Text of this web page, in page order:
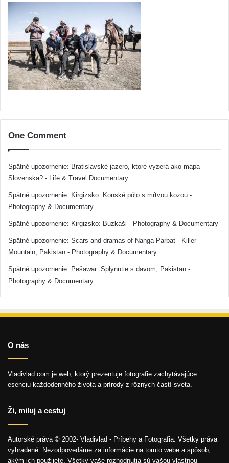
One Comment
Spätné upozornenie: Bratislavské jazero, ktoré vyzerá ako mapa
Slovenska? - Life & Travel Documentary
Spätné upozornenie: Kirgizsko: Konské pólo s mŕtvou kozou -
Photography & Documentary
Spätné upozornenie: Kirgizsko: Buzkaši - Photography & Documentary
Spätné upozornenie: Scars and dramas of Nanga Parbat - Killer
Mountain, Pakistan - Photography & Documentary
Spätné upozornenie: Pešawar: Splynutie s davom, Pakistan -
Photography & Documentary
O nás
Vladivlad.com je web, ktorý prezentuje fotografie zachytávajúce
esenciu každodenného života a prírody z rôznych častí sveta.
Ži, miluj a cestuj
Autorské práva © 2002- Vladivlad - Príbehy a Fotografia. Všetky práva
vyhradené. Nezodpovedáme za informácie na tomto webe a spôsob,
akým ich použijete. Všetky vaše rozhodnutia sú vašou vlastnou